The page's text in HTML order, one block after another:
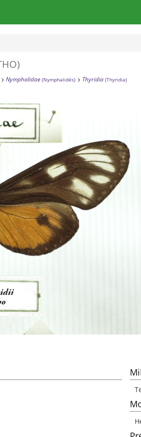
Nymphalidae (Nymphalidés) Thyridia (Thyridia)